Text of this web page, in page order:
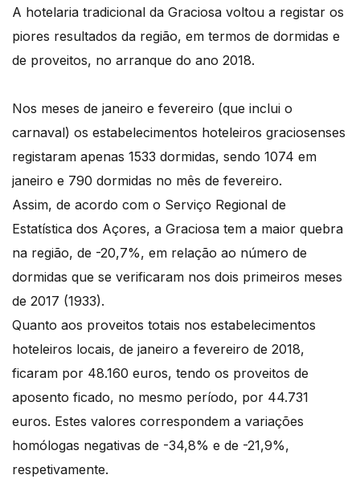
A hotelaria tradicional da Graciosa voltou a registar os
piores resultados da região, em termos de dormidas e
de proveitos, no arranque do ano 2018.
Nos meses de janeiro e fevereiro (que inclui o
carnaval) os estabelecimentos hoteleiros graciosenses
registaram apenas 1533 dormidas, sendo 1074 em
janeiro e 790 dormidas no mês de fevereiro.
Assim, de acordo com o Serviço Regional de
Estatística dos Açores, a Graciosa tem a maior quebra
na região, de -20,7%, em relação ao número de
dormidas que se verificaram nos dois primeiros meses
de 2017 (1933).
Quanto aos proveitos totais nos estabelecimentos
hoteleiros locais, de janeiro a fevereiro de 2018,
ficaram por 48.160 euros, tendo os proveitos de
aposento ficado, no mesmo período, por 44.731
euros. Estes valores correspondem a variações
homólogas negativas de -34,8% e de -21,9%,
respetivamente.